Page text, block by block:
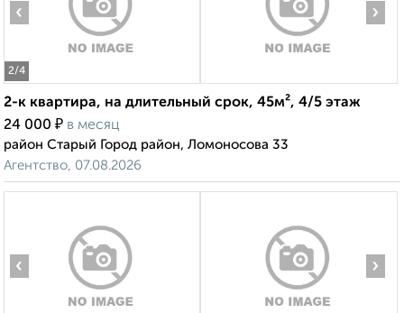
2/4
‹ ›
2-к квартира, на длительный срок, 45м², 4/5 этаж
24 000 ₽ в месяц
район Старый Город район, Ломоносова 33
Агентство, 07.08.2026
‹ ›